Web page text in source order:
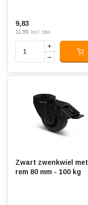
9,83
11,89 Incl. btw
Zwart zwenkwiel met
rem 80 mm - 100 kg